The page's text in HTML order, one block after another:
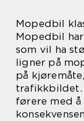
Mopedbil
Mopedbil
som vil ha
ligner på
på
trafikkbildet.
førere med